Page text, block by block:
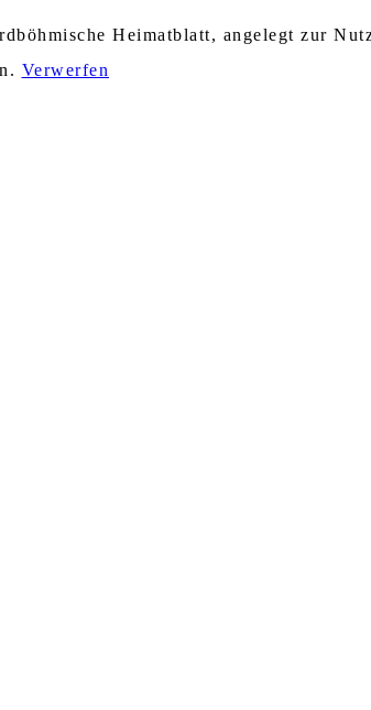
Heimatblatt, angelegt zur
Verwerfen